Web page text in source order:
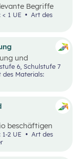
Begriffe
gibt es
Begriffen.
1 UE
und
werden
Schulstufe 5, Schulstufe 8, Schulstufe 6, Schulstufe 7
beschäftigen
dem
2 UE